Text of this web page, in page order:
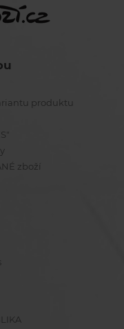
produktu
zboží